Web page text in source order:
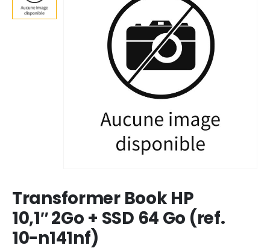
Transformer Book HP
10,1″ 2Go + SSD 64 Go (ref.
10-n141nf)